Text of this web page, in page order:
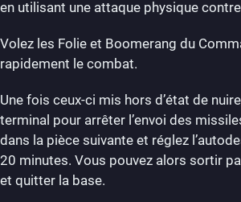
en utilisant une attaque physique
Volez les Folie et Boomerang du
rapidement le combat.
Une fois ceux-ci mis hors d’état de
terminal pour arrêter l’envoi des
dans la pièce suivante et réglez
20 minutes. Vous pouvez alors sortir
et quitter la base.